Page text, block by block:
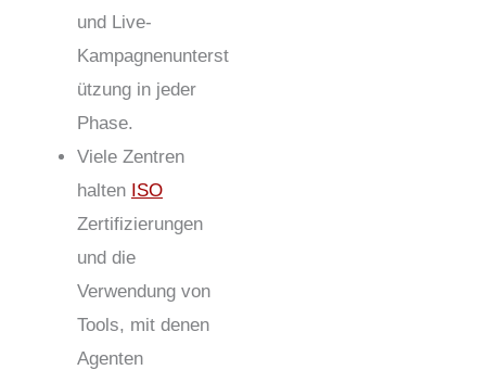
und Live-
Kampagnenunterst
ützung in jeder
Phase.
Viele Zentren
halten ISO
Zertifizierungen
und die
Verwendung von
Tools, mit denen
Agenten